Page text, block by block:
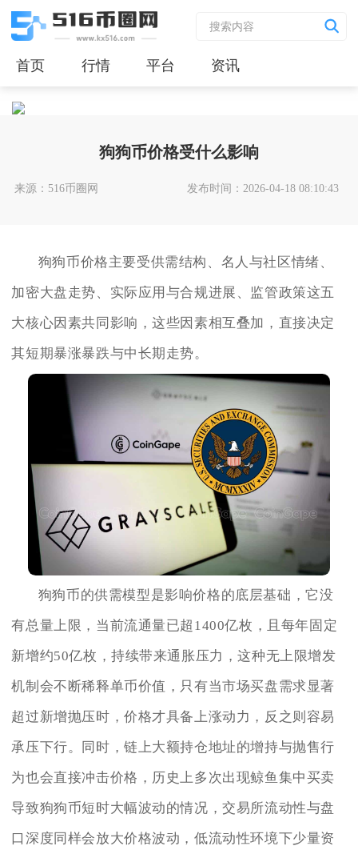
首页 行情 平台 资讯
狗狗币价格受什么影响
来源：516币圈网 发布时间：2026-04-18 08:10:43
狗狗币价格主要受供需结构、名人与社区情绪、
加密大盘走势、实际应用与合规进展、监管政策这五
大核心因素共同影响，这些因素相互叠加，直接决定
其短期暴涨暴跌与中长期走势。
狗狗币的供需模型是影响价格的底层基础，它没
有总量上限，当前流通量已超1400亿枚，且每年固定
新增约50亿枚，持续带来通胀压力，这种无上限增发
机制会不断稀释单币价值，只有当市场买盘需求显著
超过新增抛压时，价格才具备上涨动力，反之则容易
承压下行。同时，链上大额持仓地址的增持与抛售行
为也会直接冲击价格，历史上多次出现鲸鱼集中买卖
导致狗狗币短时大幅波动的情况，交易所流动性与盘
口深度同样会放大价格波动，低流动性环境下少量资